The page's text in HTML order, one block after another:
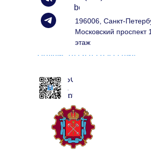
196006, Санкт-
Московский проспект
этаж
info@spbexport.ru
Подписаться на рассылку
ЧАТ БОТ
клуба
экспортёров